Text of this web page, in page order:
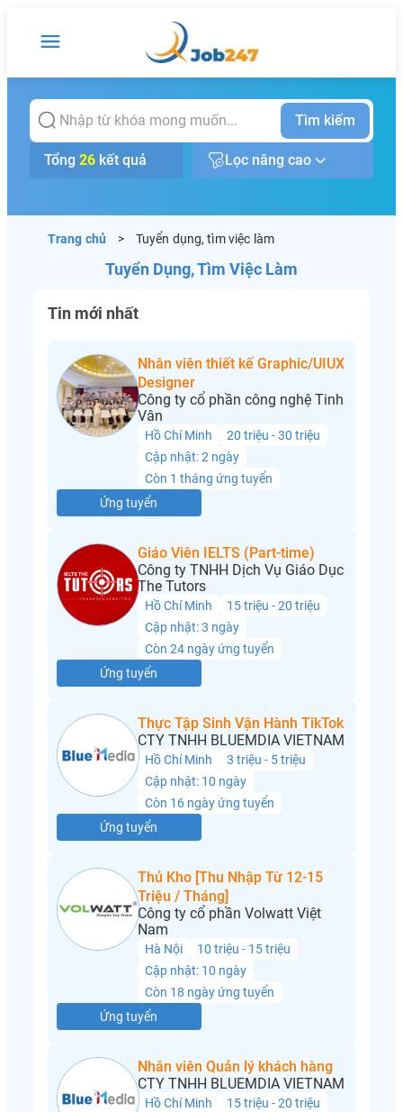
Tìm kiếm
Tổng 26 kết quả Lọc nâng cao
Trang chủ > Tuyển dụng, tìm việc làm
Tuyển Dụng, Tìm Việc Làm
Tin mới nhất
Nhân viên thiết kế Graphic/UIUX
Designer
Công ty cổ phần công nghệ Tinh
Vân
Hồ Chí Minh
20 triệu - 30 triệu
Cập nhật: 2 ngày
Còn 1 tháng ứng tuyển
Ứng tuyển
Giáo Viên IELTS (Part-time)
Công ty TNHH Dịch Vụ Giáo Dục
The Tutors
Hồ Chí Minh
15 triệu - 20 triệu
Cập nhật: 3 ngày
Còn 24 ngày ứng tuyển
Ứng tuyển
Thực Tập Sinh Vận Hành TikTok
CTY TNHH BLUEMDIA VIETNAM
Hồ Chí Minh
3 triệu - 5 triệu
Cập nhật: 10 ngày
Còn 16 ngày ứng tuyển
Ứng tuyển
Thủ Kho [Thu Nhập Từ 12-15
Triệu / Tháng]
Công ty cổ phần Volwatt Việt
Nam
Hà Nội
10 triệu - 15 triệu
Cập nhật: 10 ngày
Còn 18 ngày ứng tuyển
Ứng tuyển
Nhân viên Quản lý khách hàng
CTY TNHH BLUEMDIA VIETNAM
Hồ Chí Minh
15 triệu - 20 triệu